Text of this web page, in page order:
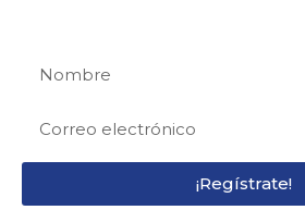
¡Regístrate!